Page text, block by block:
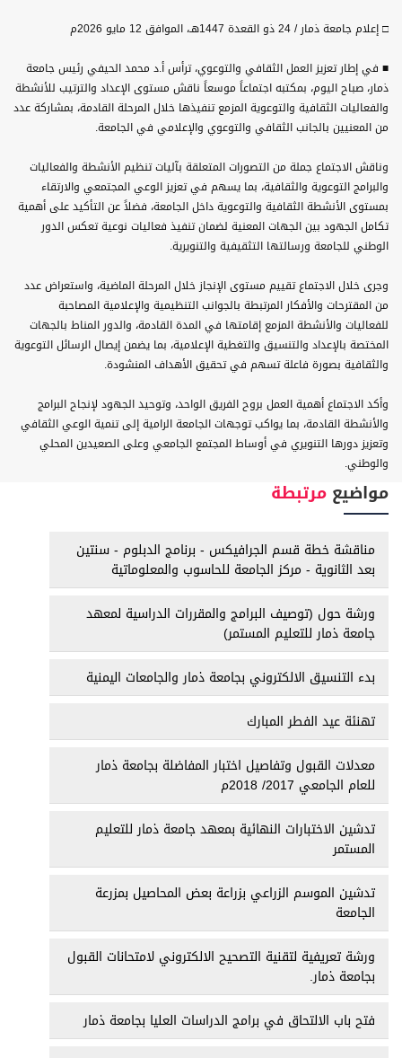
□ إعلام جامعة ذمار / 24 ذو القعدة 1447هـ، الموافق 12 مايو 2026م
■ في إطار تعزيز العمل الثقافي والتوعوي، ترأس أ.د محمد الحيفي رئيس جامعة
ذمار، صباح اليوم، بمكتبه اجتماعاً موسعاً ناقش مستوى الإعداد والترتيب للأنشطة
والفعاليات الثقافية والتوعوية المزمع تنفيذها خلال المرحلة القادمة، بمشاركة عدد
من المعنيين بالجانب الثقافي والتوعوي والإعلامي في الجامعة.
وناقش الاجتماع جملة من التصورات المتعلقة بآليات تنظيم الأنشطة والفعاليات
والبرامج التوعوية والثقافية، بما يسهم في تعزيز الوعي المجتمعي والارتقاء
بمستوى الأنشطة الثقافية والتوعوية داخل الجامعة، فضلاً عن التأكيد على أهمية
تكامل الجهود بين الجهات المعنية لضمان تنفيذ فعاليات نوعية تعكس الدور
الوطني للجامعة ورسالتها التثقيفية والتنويرية.
وجرى خلال الاجتماع تقييم مستوى الإنجاز خلال المرحلة الماضية، واستعراض عدد
من المقترحات والأفكار المرتبطة بالجوانب التنظيمية والإعلامية المصاحبة
للفعاليات والأنشطة المزمع إقامتها في المدة القادمة، والدور المناط بالجهات
المختصة بالإعداد والتنسيق والتغطية الإعلامية، بما يضمن إيصال الرسائل التوعوية
والثقافية بصورة فاعلة تسهم في تحقيق الأهداف المنشودة.
وأكد الاجتماع أهمية العمل بروح الفريق الواحد، وتوحيد الجهود لإنجاح البرامج
والأنشطة القادمة، بما يواكب توجهات الجامعة الرامية إلى تنمية الوعي الثقافي
وتعزيز دورها التنويري في أوساط المجتمع الجامعي وعلى الصعيدين المحلي
والوطني.
مواضيع مرتبطة
مناقشة خطة قسم الجرافيكس - برنامج الدبلوم - سنتين
بعد الثانوية - مركز الجامعة للحاسوب والمعلوماتية
ورشة حول (توصيف البرامج والمقررات الدراسية لمعهد
جامعة ذمار للتعليم المستمر)
بدء التنسيق الالكتروني بجامعة ذمار والجامعات اليمنية
تهنئة عيد الفطر المبارك
معدلات القبول وتفاصيل اختبار المفاضلة بجامعة ذمار
للعام الجامعي 2017/ 2018م
تدشين الاختبارات النهائية بمعهد جامعة ذمار للتعليم
المستمر
تدشين الموسم الزراعي بزراعة بعض المحاصيل بمزرعة
الجامعة
ورشة تعريفية لتقنية التصحيح الالكتروني لامتحانات القبول
بجامعة ذمار.
فتح باب الالتحاق في برامج الدراسات العليا بجامعة ذمار